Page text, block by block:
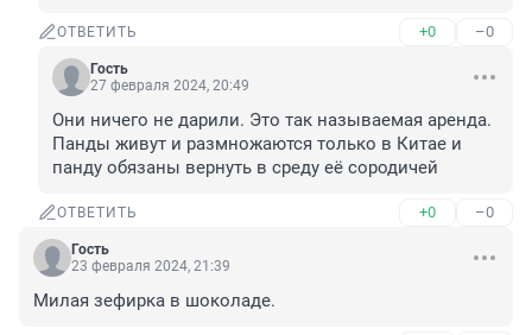
ОТВЕТИТЬ +0 –0
Гость
27 февраля 2024, 20:49
Они ничего не дарили. Это так называемая аренда.
Панды живут и размножаются только в Китае и
панду обязаны вернуть в среду её сородичей
ОТВЕТИТЬ +0 –0
Гость
23 февраля 2024, 21:39
Милая зефирка в шоколаде.